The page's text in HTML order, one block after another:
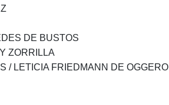
DE BUSTOS
ZORRILLA
/ LETICIA FRIEDMANN DE OGGERO